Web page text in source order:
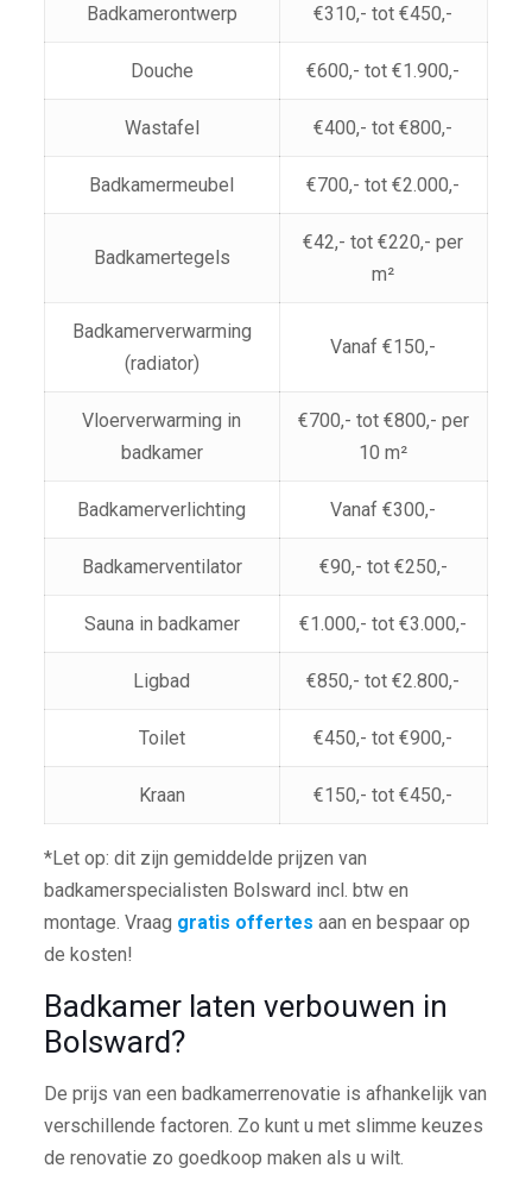
Badkamerontwerp €310,- tot €450,-
Douche €600,- tot €1.900,-
Wastafel €400,- tot €800,-
Badkamermeubel €700,- tot €2.000,-
Badkamertegels
€42,- tot €220,- per
m²
Badkamerverwarming
(radiator)
Vanaf €150,-
Vloerverwarming in
badkamer
€700,- tot €800,- per
10 m²
Badkamerverlichting Vanaf €300,-
Badkamerventilator €90,- tot €250,-
Sauna in badkamer €1.000,- tot €3.000,-
Ligbad €850,- tot €2.800,-
Toilet €450,- tot €900,-
Kraan €150,- tot €450,-
*Let op: dit zijn gemiddelde prijzen van
badkamerspecialisten Bolsward incl. btw en
montage. Vraag gratis offertes aan en bespaar op
de kosten!
Badkamer laten verbouwen in
Bolsward?
De prijs van een badkamerrenovatie is afhankelijk van
verschillende factoren. Zo kunt u met slimme keuzes
de renovatie zo goedkoop maken als u wilt.